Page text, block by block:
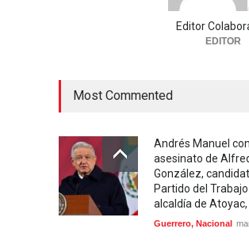
Editor
EDITOR
Most Commented
Andrés Manuel
asesinato de
González,
Partido del
alcaldía de
Guerrero, Nacional